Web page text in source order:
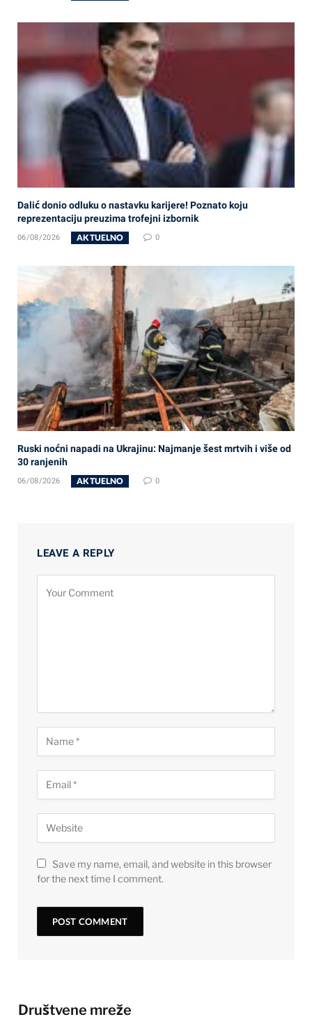
Dalić donio odluku o nastavku karijere! Poznato koju
reprezentaciju preuzima trofejni izbornik
06/08/2026 AKTUELNO 0
Ruski noćni napadi na Ukrajinu: Najmanje šest mrtvih i više od
30 ranjenih
06/08/2026 AKTUELNO 0
LEAVE A REPLY
Save my name, email, and website in this browser
for the next time I comment.
Društvene mreže